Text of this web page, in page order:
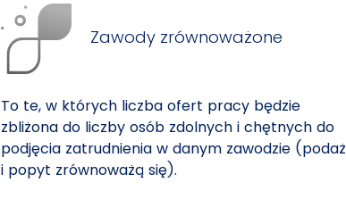
Zawody zrównoważone
To te, w których liczba ofert pracy będzie
zbliżona do liczby osób zdolnych i chętnych do
podjęcia zatrudnienia w danym zawodzie (podaż
i popyt zrównoważą się).